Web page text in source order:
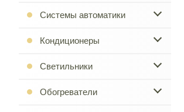
Системы автоматики
Кондиционеры
Светильники
Обогреватели